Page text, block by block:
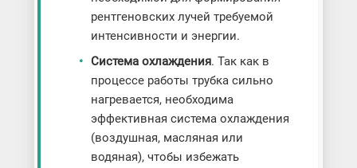
рентгеновских лучей требуемой
интенсивности и энергии.
Система охлаждения. Так как в
процессе работы трубка сильно
нагревается, необходима
эффективная система охлаждения
(воздушная, масляная или
водяная), чтобы избежать